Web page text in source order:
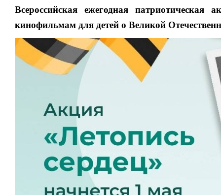
Всероссийская ежегодная
кинофильмам для детей о Великой